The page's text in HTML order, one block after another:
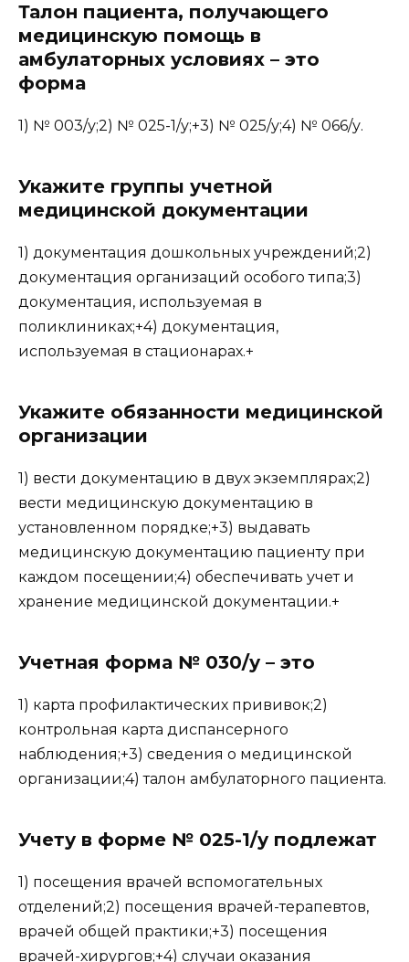
Талон пациента, получающего
медицинскую помощь в
амбулаторных условиях – это
форма
1) № 003/у;2) № 025-1/у;+3) № 025/у;4) № 066/у.
Укажите группы учетной
медицинской документации
1) документация дошкольных учреждений;2)
документация организаций особого типа;3)
документация, используемая в
поликлиниках;+4) документация,
используемая в стационарах.+
Укажите обязанности медицинской
организации
1) вести документацию в двух экземплярах;2)
вести медицинскую документацию в
установленном порядке;+3) выдавать
медицинскую документацию пациенту при
каждом посещении;4) обеспечивать учет и
хранение медицинской документации.+
Учетная форма № 030/у – это
1) карта профилактических прививок;2)
контрольная карта диспансерного
наблюдения;+3) сведения о медицинской
организации;4) талон амбулаторного пациента.
Учету в форме № 025-1/у подлежат
1) посещения врачей вспомогательных
отделений;2) посещения врачей-терапевтов,
врачей общей практики;+3) посещения
врачей-хирургов;+4) случаи оказания